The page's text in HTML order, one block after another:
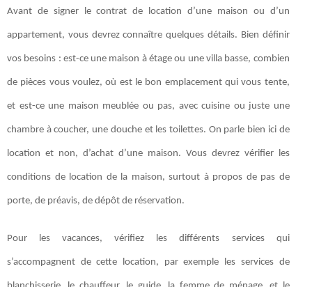
Avant de signer le contrat de location d’une maison ou d’un
appartement, vous devrez connaître quelques détails. Bien définir
vos besoins : est-ce une maison à étage ou une villa basse, combien
de pièces vous voulez, où est le bon emplacement qui vous tente,
et est-ce une maison meublée ou pas, avec cuisine ou juste une
chambre à coucher, une douche et les toilettes. On parle bien ici de
location et non, d’achat d’une maison. Vous devrez vérifier les
conditions de location de la maison, surtout à propos de pas de
porte, de préavis, de dépôt de réservation.
Pour les vacances, vérifiez les différents services qui
s’accompagnent de cette location, par exemple les services de